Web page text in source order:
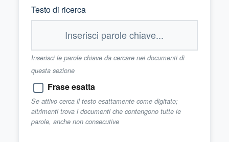
Testo di ricerca
Inserisci le parole chiave da cercare nei documenti di
questa sezione
Frase esatta
Se attivo cerca il testo esattamente come digitato;
altrimenti trova i documenti che contengono tutte le
parole, anche non consecutive